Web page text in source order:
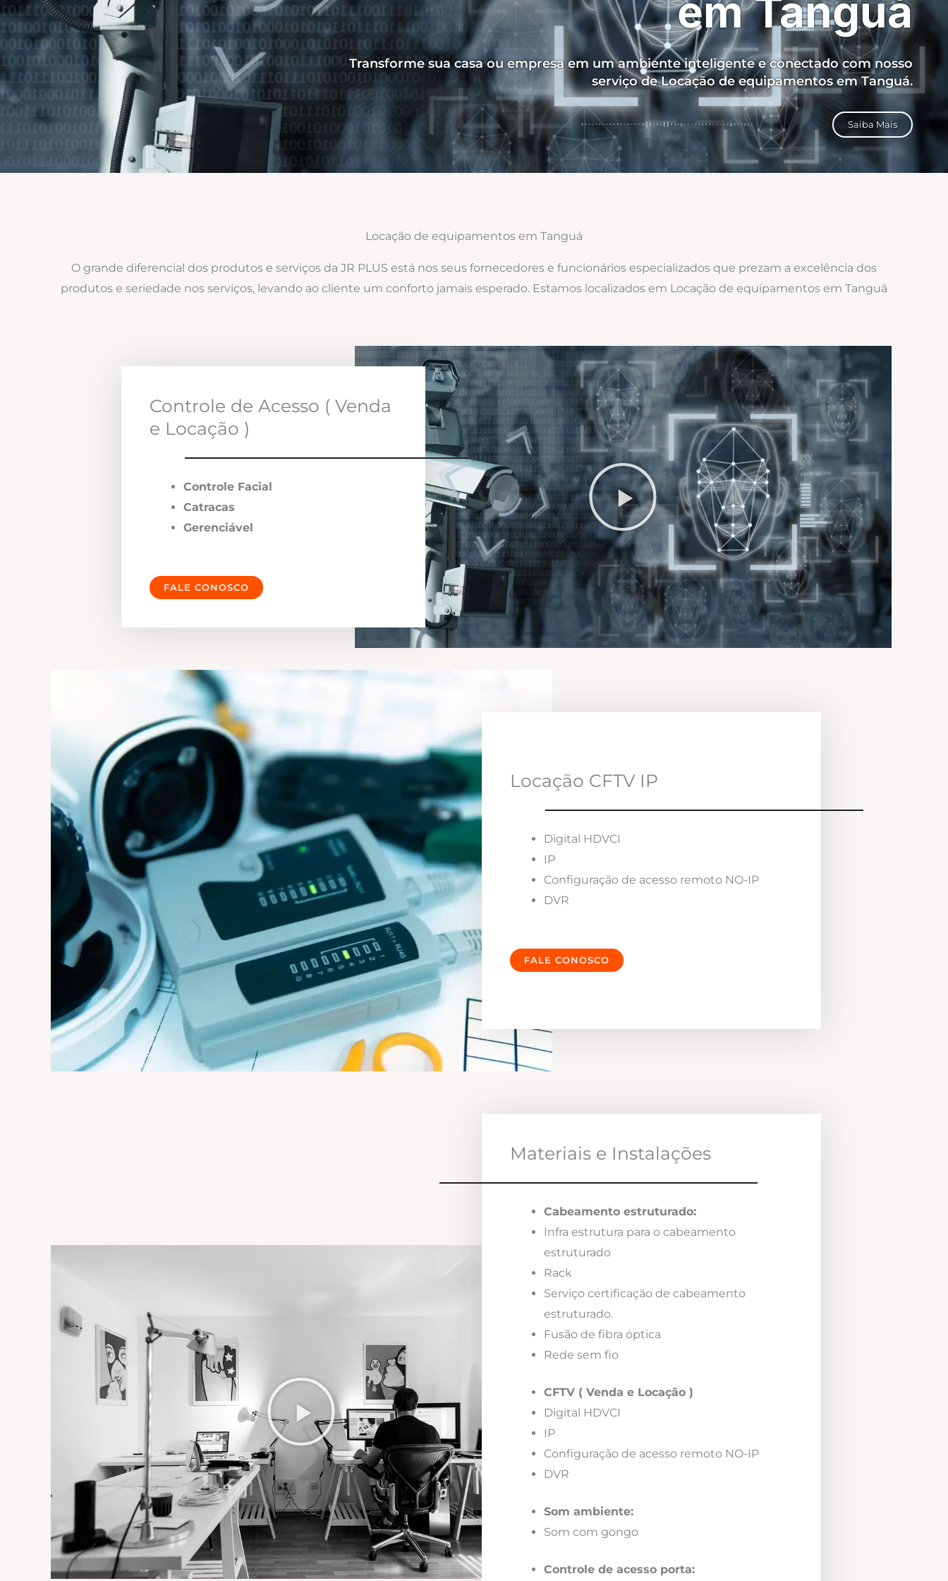
em Tanguá
Transforme sua casa ou empresa em um ambiente inteligente e conectado com nosso
serviço de Locação de equipamentos em Tanguá.
Saiba Mais
Locação de equipamentos em Tanguá
O grande diferencial dos produtos e serviços da JR PLUS está nos seus fornecedores e funcionários especializados que prezam a excelência dos
produtos e seriedade nos serviços, levando ao cliente um conforto jamais esperado. Estamos localizados em Locação de equipamentos em Tanguá
Controle de Acesso ( Venda
e Locação )
Controle Facial
Catracas
Gerenciável
FALE CONOSCO
Locação CFTV IP
Digital HDVCI
IP
Configuração de acesso remoto NO-IP
DVR
FALE CONOSCO
Materiais e Instalações
Cabeamento estruturado:
Infra estrutura para o cabeamento
estruturado
Rack
Serviço certificação de cabeamento
estruturado.
Fusão de fibra óptica
Rede sem fio
CFTV ( Venda e Locação )
Digital HDVCI
IP
Configuração de acesso remoto NO-IP
DVR
Som ambiente:
Som com gongo
Controle de acesso porta: